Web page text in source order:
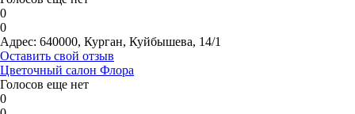
0
0
Адрес: 640000, Курган, Куйбышева, 14/1
Оставить свой отзыв
Цветочный салон Флора
Голосов еще нет
0